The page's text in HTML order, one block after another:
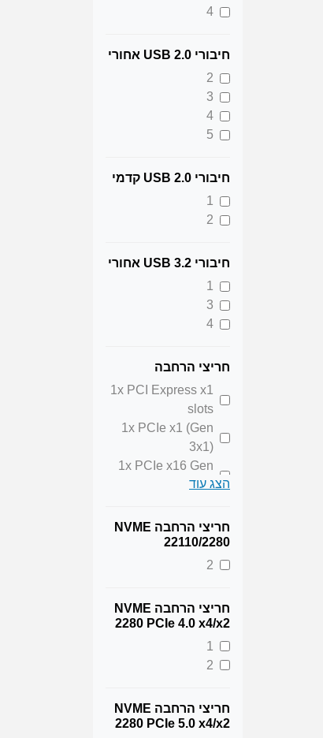
4
חיבורי USB 2.0 אחורי
2
3
4
5
חיבורי USB 2.0 קדמי
1
2
חיבורי USB 3.2 אחורי
1
3
4
חריצי הרחבה
1x PCI Express x1
slots
1x PCIe x1 (Gen
3x1)
1x PCIe x16 Gen
4x16
5x16
2x PCI Express x1
slots
הצג עוד
חריצי הרחבה NVME
22110/2280
2
חריצי הרחבה NVME
2280 PCIe 4.0 x4/x2
1
2
חריצי הרחבה NVME
2280 PCIe 5.0 x4/x2